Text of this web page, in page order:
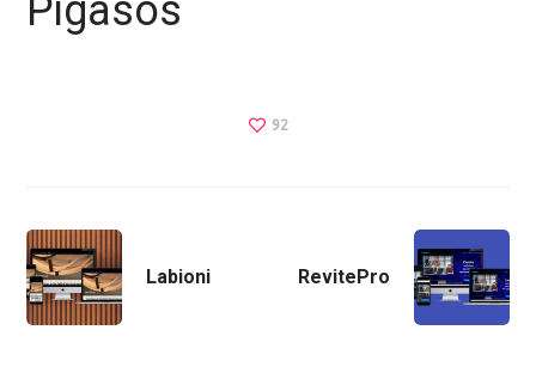
Pigasos
92
Labioni RevitePro